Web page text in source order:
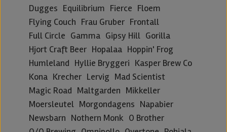
Dugges Equilibrium Fierce Floem
Flying Couch Frau Gruber Frontall
Full Circle Gamma Gipsy Hill Gorilla
Hjort Craft Beer Hopalaa Hoppin' Frog
Humleland Hyllie Bryggeri Kasper Brew Co
Kona Krecher Lervig Mad Scientist
Magic Road Maltgarden Mikkeller
Moersleutel Morgondagens Napabier
Newsbarn Nothern Monk O Brother